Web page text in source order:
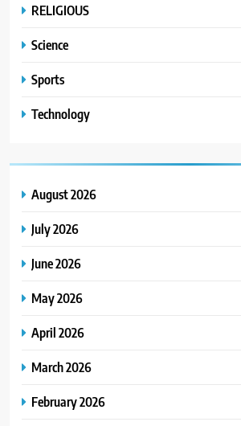
RELIGIOUS
Science
Sports
Technology
August 2026
July 2026
June 2026
May 2026
April 2026
March 2026
February 2026